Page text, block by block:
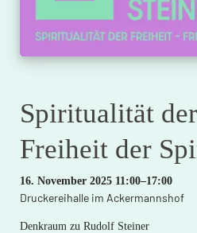
Spiritualität
Freiheit der
16. November 2025 11:00–17:00
Druckereihalle im Ackermannshof
Denkraum zu Rudolf Steiner